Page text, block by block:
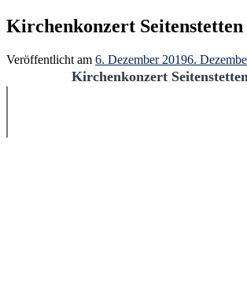
Kirchenkonzert Seitenstetten
Veröffentlicht am 6. Dezember 20196.
Kirchenkonzert